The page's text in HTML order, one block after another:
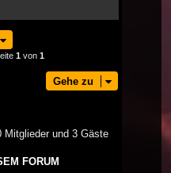
1 von 1
Gehe zu
Mitglieder und 3 Gäste
FORUM